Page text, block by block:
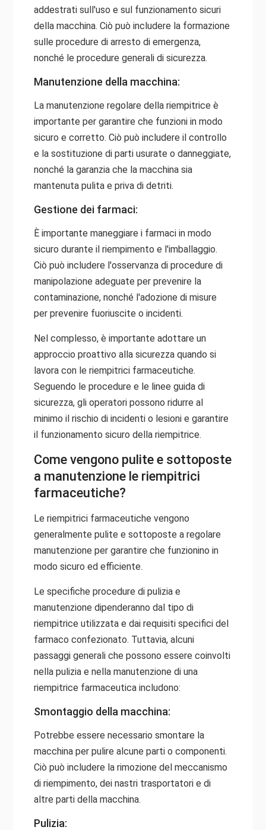
addestrati sull'uso e sul funzionamento sicuri
della macchina. Ciò può includere la formazione
sulle procedure di arresto di emergenza,
nonché le procedure generali di sicurezza.
Manutenzione della macchina:
La manutenzione regolare della riempitrice è
importante per garantire che funzioni in modo
sicuro e corretto. Ciò può includere il controllo
e la sostituzione di parti usurate o danneggiate,
nonché la garanzia che la macchina sia
mantenuta pulita e priva di detriti.
Gestione dei farmaci:
È importante maneggiare i farmaci in modo
sicuro durante il riempimento e l'imballaggio.
Ciò può includere l'osservanza di procedure di
manipolazione adeguate per prevenire la
contaminazione, nonché l'adozione di misure
per prevenire fuoriuscite o incidenti.
Nel complesso, è importante adottare un
approccio proattivo alla sicurezza quando si
lavora con le riempitrici farmaceutiche.
Seguendo le procedure e le linee guida di
sicurezza, gli operatori possono ridurre al
minimo il rischio di incidenti o lesioni e garantire
il funzionamento sicuro della riempitrice.
Come vengono pulite e sottoposte
a manutenzione le riempitrici
farmaceutiche?
Le riempitrici farmaceutiche vengono
generalmente pulite e sottoposte a regolare
manutenzione per garantire che funzionino in
modo sicuro ed efficiente.
Le specifiche procedure di pulizia e
manutenzione dipenderanno dal tipo di
riempitrice utilizzata e dai requisiti specifici del
farmaco confezionato. Tuttavia, alcuni
passaggi generali che possono essere coinvolti
nella pulizia e nella manutenzione di una
riempitrice farmaceutica includono:
Smontaggio della macchina:
Potrebbe essere necessario smontare la
macchina per pulire alcune parti o componenti.
Ciò può includere la rimozione del meccanismo
di riempimento, dei nastri trasportatori e di
altre parti della macchina.
Pulizia: